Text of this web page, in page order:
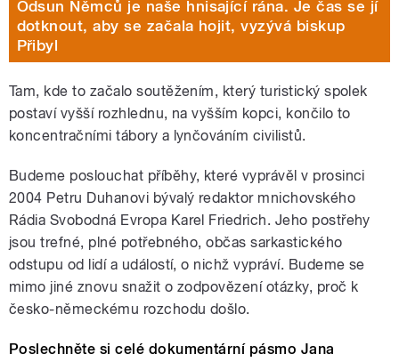
Odsun Němců je naše hnisající rána. Je čas se jí
dotknout, aby se začala hojit, vyzývá biskup
Přibyl
Tam, kde to začalo soutěžením, který turistický spolek
postaví vyšší rozhlednu, na vyšším kopci, končilo to
koncentračními tábory a lynčováním civilistů.
Budeme poslouchat příběhy, které vyprávěl v prosinci
2004 Petru Duhanovi bývalý redaktor mnichovského
Rádia Svobodná Evropa Karel Friedrich. Jeho postřehy
jsou trefné, plné potřebného, občas sarkastického
odstupu od lidí a událostí, o nichž vypráví. Budeme se
mimo jiné znovu snažit o zodpovězení otázky, proč k
česko-německému rozchodu došlo.
Poslechněte si celé dokumentární pásmo Jana